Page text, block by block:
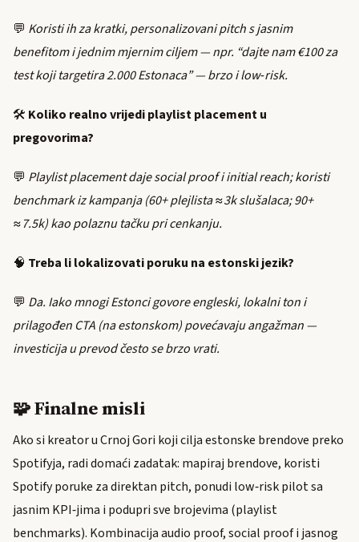
💬 Koristi ih za kratki, personalizovani pitch s jasnim
benefitom i jednim mjernim ciljem — npr. “dajte nam €100 za
test koji targetira 2.000 Estonaca” — brzo i low‑risk.
🛠️ Koliko realno vrijedi playlist placement u
pregovorima?
💬 Playlist placement daje social proof i initial reach; koristi
benchmark iz kampanja (60+ plejlista ≈3k slušalaca; 90+
≈7.5k) kao polaznu tačku pri cenkanju.
🧠 Treba li lokalizovati poruku na estonski jezik?
💬 Da. Iako mnogi Estonci govore engleski, lokalni ton i
prilagođen CTA (na estonskom) povećavaju angažman —
investicija u prevod često se brzo vrati.
🧩 Finalne misli
Ako si kreator u Crnoj Gori koji cilja estonske brendove preko
Spotifyja, radi domaći zadatak: mapiraj brendove, koristi
Spotify poruke za direktan pitch, ponudi low‑risk pilot sa
jasnim KPI‑jima i podupri sve brojevima (playlist
benchmarks). Kombinacija audio proof, social proof i jasnog